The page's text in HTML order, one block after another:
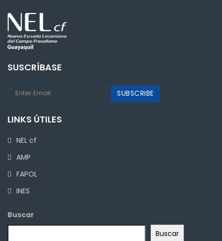
SUSCRÍBASE
LINKS ÚTILES
NEL cf
AMP
FAPOL
INES
Buscar
Buscar